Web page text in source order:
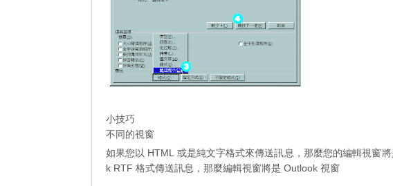
小技巧
不同的視窗
如果您以 HTML 或是純文字格式來傳送訊息，那麼您的編輯視窗
k RTF 格式傳送訊息，那麼編輯視窗將是 Outlook 視窗